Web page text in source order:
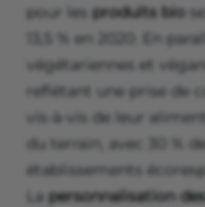
pour les produits bio
13,5 % en 2020. En
végétariennes et
reflétant une prise de
vis-à-vis de leur
du terrain, avec 30 %
établissements
La personnalisation